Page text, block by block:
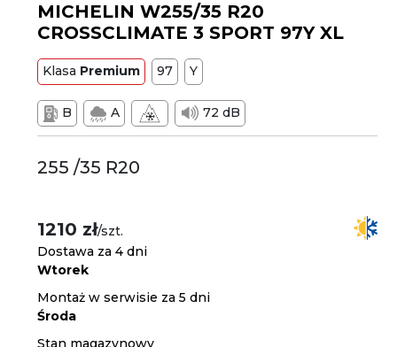
MICHELIN W255/35 R20
CROSSCLIMATE 3 SPORT 97Y XL
Klasa Premium 97 Y
B A 72 dB
255 /35 R20
1210 zł/szt.
Dostawa za 4 dni
Wtorek
Montaż w serwisie za 5 dni
Środa
Stan magazynowy